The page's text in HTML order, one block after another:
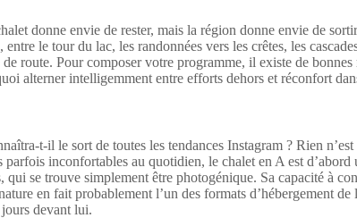
donne envie de rester, mais la région donne envie de
le tour du lac, les randonnées vers les crêtes, les
route. Pour composer votre programme, il existe de bonnes
alterner intelligemment entre efforts dehors et réconfort
t-il le sort de toutes les tendances Instagram ? Rien n’est
parfois inconfortables au quotidien, le chalet en A est d’abord
se trouve simplement être photogénique. Sa capacité à
en fait probablement l’un des formats d’hébergement
devant lui.